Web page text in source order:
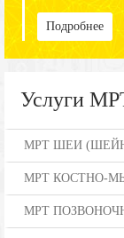
Подробнее
Услуги
МРТ ШЕИ
МРТ КОСТНО-
МРТ